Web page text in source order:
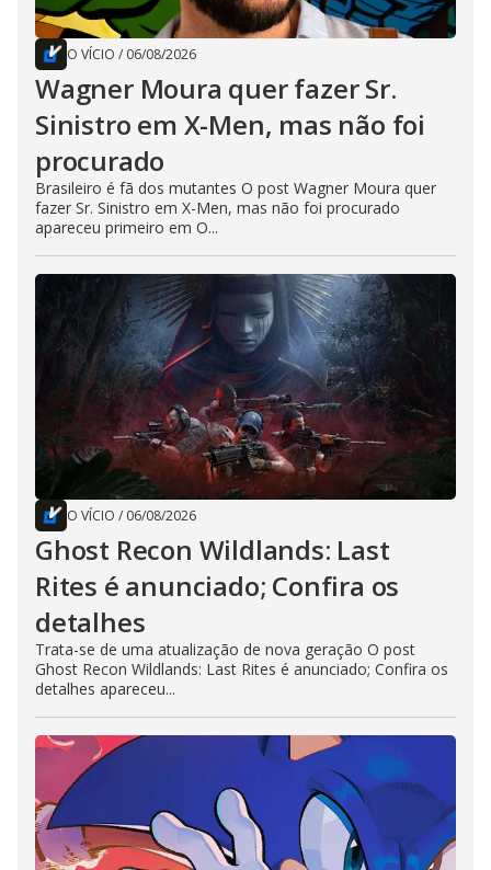
O VÍCIO / 06/08/2026
Wagner Moura quer fazer Sr.
Sinistro em X-Men, mas não foi
procurado
Brasileiro é fã dos mutantes O post Wagner Moura quer
fazer Sr. Sinistro em X-Men, mas não foi procurado
apareceu primeiro em O...
O VÍCIO / 06/08/2026
Ghost Recon Wildlands: Last
Rites é anunciado; Confira os
detalhes
Trata-se de uma atualização de nova geração O post
Ghost Recon Wildlands: Last Rites é anunciado; Confira os
detalhes apareceu...